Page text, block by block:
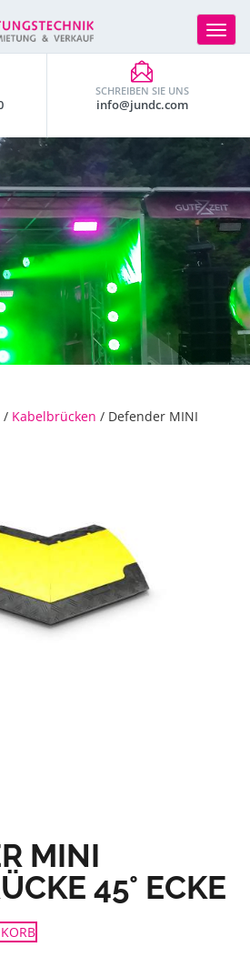
Toggle
SCHREIBEN SIE UNS
info@jundc.com
/ Kabelbrücken / Defender MINI
MINI
45° ECKE